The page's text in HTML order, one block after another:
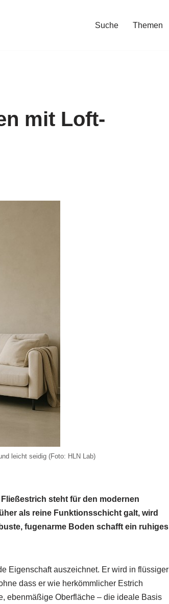
Suche Themen
mit Loft-
leicht seidig (Foto: HLN Lab)
steht für den modernen
als reine Funktionsschicht galt, wird
fugenarme Boden schafft ein ruhiges
Eigenschaft auszeichnet. Er wird in flüssiger
dass er wie herkömmlicher Estrich
ebenmäßige Oberfläche – die ideale Basis